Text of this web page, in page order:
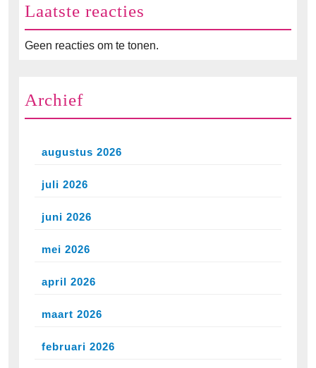
Laatste reacties
Geen reacties om te tonen.
Archief
augustus 2026
juli 2026
juni 2026
mei 2026
april 2026
maart 2026
februari 2026